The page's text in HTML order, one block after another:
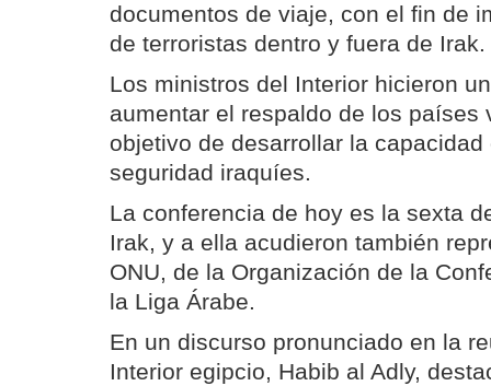
documentos de viaje, con el fin de
de terroristas dentro y fuera de Irak.
Los ministros del Interior hicieron
aumentar el respaldo de los países
objetivo de desarrollar la
seguridad iraquíes.
La conferencia de hoy es la sexta
Irak, y a ella acudieron también
ONU, de la Organización de la
la Liga Árabe.
En un discurso pronunciado en la
Interior egipcio, Habib al Adly,